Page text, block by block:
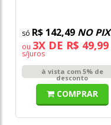
R$ 142,49 NO PIX
ou 3X DE R$ 49,99
s/juros
à vista com 5% de
desconto
COMPRAR